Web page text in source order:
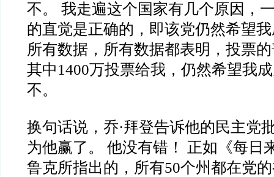
不。 我走遍这个国家有几个原因，
的直觉是正确的，即该党仍然希望
所有数据，所有数据都表明，投票
其中1400万投票给我，仍然希望我
不。
换句话说，乔·拜登告诉他的民主党
为他赢了。 他没有错！ 正如《每日
鲁克所指出的，所有50个州都在党